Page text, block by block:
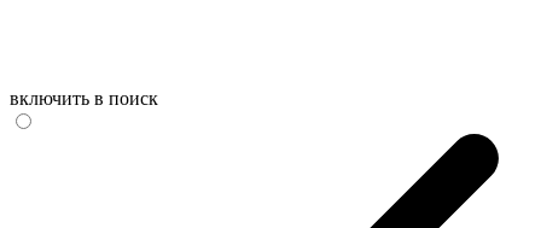
включить в поиск